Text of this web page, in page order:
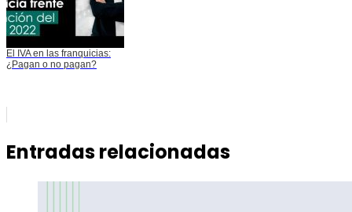
El IVA en las franquicias:
¿Pagan o no pagan?
Entradas relacionadas